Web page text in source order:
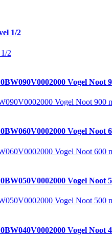
1/2
2
Vogel Noot
Vogel Noot 900
Vogel Noot
Vogel Noot 600
Vogel Noot
Vogel Noot 500
Vogel Noot